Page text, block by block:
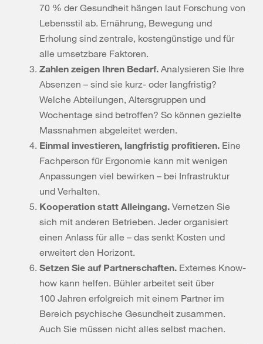
70 % der Gesundheit hängen laut Forschung von
Lebensstil ab. Ernährung, Bewegung und
Erholung sind zentrale, kostengünstige und für
alle umsetzbare Faktoren.
Zahlen zeigen Ihren Bedarf. Analysieren Sie Ihre
Absenzen – sind sie kurz- oder langfristig?
Welche Abteilungen, Altersgruppen und
Wochentage sind betroffen? So können gezielte
Massnahmen abgeleitet werden.
Einmal investieren, langfristig profitieren. Eine
Fachperson für Ergonomie kann mit wenigen
Anpassungen viel bewirken – bei Infrastruktur
und Verhalten.
Kooperation statt Alleingang. Vernetzen Sie
sich mit anderen Betrieben. Jeder organisiert
einen Anlass für alle – das senkt Kosten und
erweitert den Horizont.
Setzen Sie auf Partnerschaften. Externes Know-
how kann helfen. Bühler arbeitet seit über
100 Jahren erfolgreich mit einem Partner im
Bereich psychische Gesundheit zusammen.
Auch Sie müssen nicht alles selbst machen.